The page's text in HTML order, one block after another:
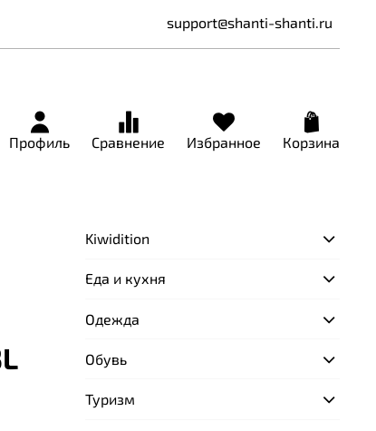
support@shanti-shanti.ru
Профиль Сравнение Избранное Корзина
Kiwidition
Еда и кухня
Одежда
Обувь
Туризм